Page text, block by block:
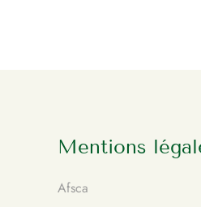
Mentions
Afsca